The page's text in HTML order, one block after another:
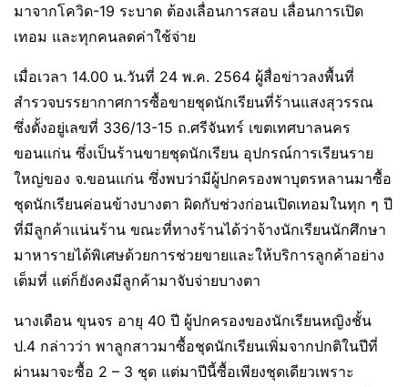
มาจากโควิด-19 ระบาด ต้องเลื่อนการสอบ เลื่อนการเปิด
เทอม และทุกคนลดค่าใช้จ่าย
เมื่อเวลา 14.00 น.วันที่ 24 พ.ค. 2564 ผู้สื่อข่าวลงพื้นที่
สำรวจบรรยากาศการซื้อขายชุดนักเรียนที่ร้านแสงสุวรรณ
ซึ่งตั้งอยู่เลขที่ 336/13-15 ถ.ศรีจันทร์ เขตเทศบาลนคร
ขอนแก่น ซึ่งเป็นร้านขายชุดนักเรียน อุปกรณ์การเรียนราย
ใหญ่ของ จ.ขอนแก่น ซึ่งพบว่ามีผู้ปกครองพาบุตรหลานมาซื้อ
ชุดนักเรียนค่อนข้างบางตา ผิดกับช่วงก่อนเปิดเทอมในทุก ๆ ปี
ที่มีลูกค้าแน่นร้าน ขณะที่ทางร้านได้ว่าจ้างนักเรียนนักศึกษา
มาหารายได้พิเศษด้วยการช่วยขายและให้บริการลูกค้าอย่าง
เต็มที่ แต่ก็ยังคงมีลูกค้ามาจับจ่ายบางตา
นางเดือน ขุนจร อายุ 40 ปี ผู้ปกครองของนักเรียนหญิงชั้น
ป.4 กล่าวว่า พาลูกสาวมาซื้อชุดนักเรียนเพิ่มจากปกติในปีที่
ผ่านมาจะซื้อ 2 – 3 ชุด แต่มาปีนี้ซื้อเพียงชุดเดียวเพราะ